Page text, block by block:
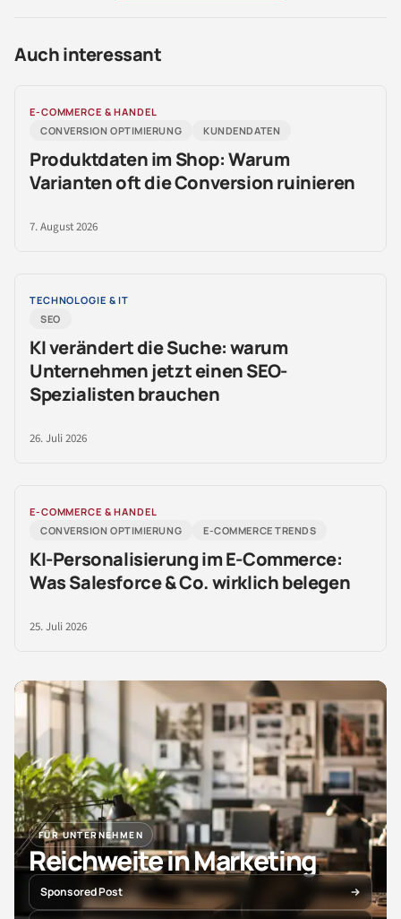
Auch interessant
E-COMMERCE & HANDEL
CONVERSION OPTIMIERUNG
KUNDENDATEN
Produktdaten im Shop: Warum
Varianten oft die Conversion ruinieren
7. August 2026
TECHNOLOGIE & IT
SEO
KI verändert die Suche: warum
Unternehmen jetzt einen SEO-
Spezialisten brauchen
26. Juli 2026
E-COMMERCE & HANDEL
CONVERSION OPTIMIERUNG
E-COMMERCE TRENDS
KI-Personalisierung im E-Commerce:
Was Salesforce & Co. wirklich belegen
25. Juli 2026
FÜR UNTERNEHMEN
Reichweite in Marketing
Sponsored Post